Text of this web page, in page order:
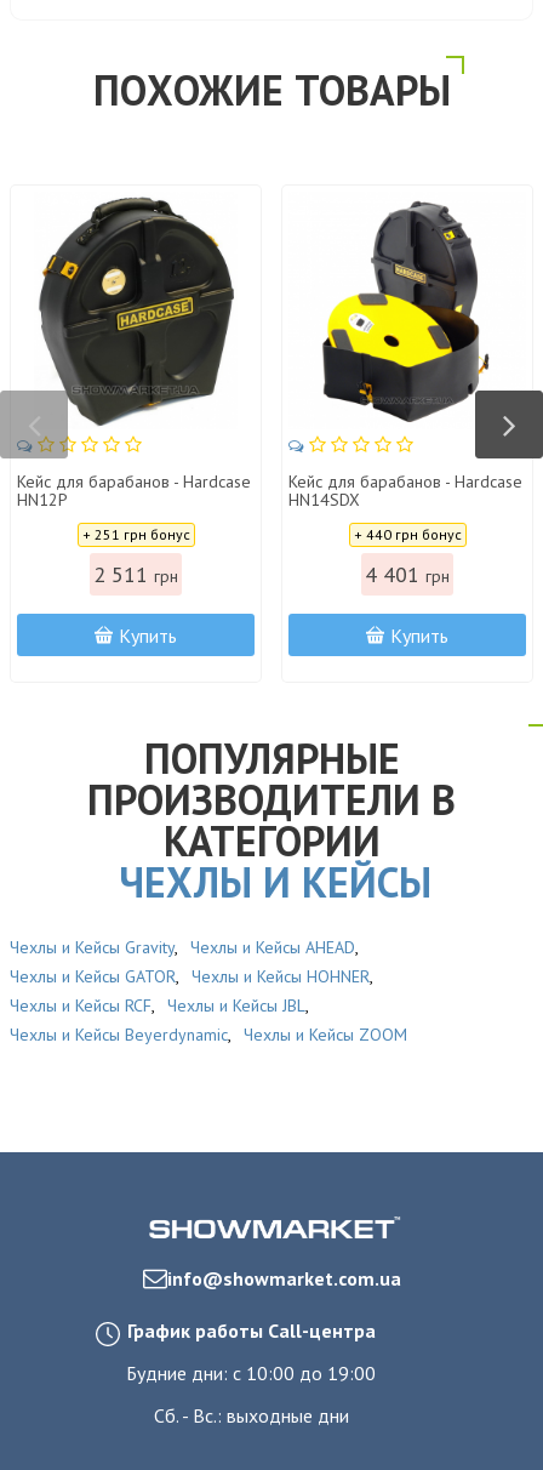
ПОХОЖИЕ ТОВАРЫ
Кейс для барабанов - Hardcase
HN12P
+ 251 грн бонус
2 511 грн
Купить
Кейс для барабанов - Hardcase
HN14SDX
+ 440 грн бонус
4 401 грн
Купить
ПОПУЛЯРНЫЕ
ПРОИЗВОДИТЕЛИ В
КАТЕГОРИИ
ЧЕХЛЫ И КЕЙСЫ
Чехлы и Кейсы Gravity, Чехлы и Кейсы AHEAD,
Чехлы и Кейсы GATOR, Чехлы и Кейсы HOHNER,
Чехлы и Кейсы RCF, Чехлы и Кейсы JBL,
Чехлы и Кейсы Beyerdynamic, Чехлы и Кейсы ZOOM
info@showmarket.com.ua
График работы Call-центра
Будние дни: с 10:00 до 19:00
Сб. - Вс.: выходные дни